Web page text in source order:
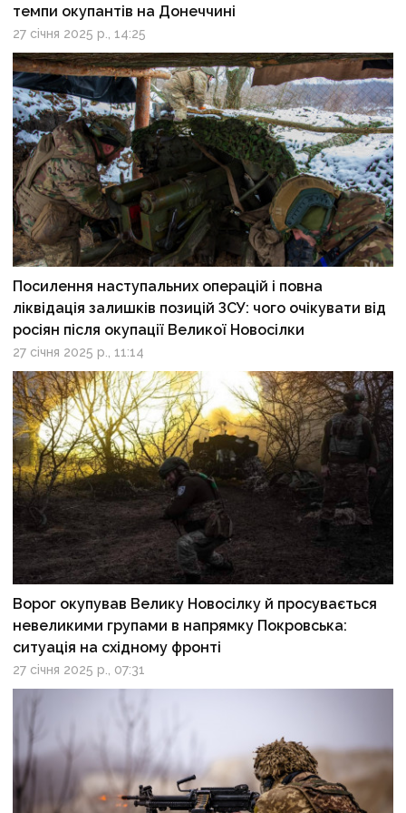
темпи окупантів на Донеччині
27 січня 2025 р., 14:25
Посилення наступальних операцій і повна
ліквідація залишків позицій ЗСУ: чого очікувати від
росіян після окупації Великої Новосілки
27 січня 2025 р., 11:14
Ворог окупував Велику Новосілку й просувається
невеликими групами в напрямку Покровська:
ситуація на східному фронті
27 січня 2025 р., 07:31